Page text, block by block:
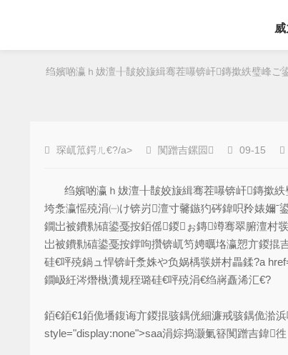
绉嬪啲瀛ｈ妭澶╂皵姣旇緝骞茬嚗锛屽鏄撳紩璧峰ご
琛屼笟鍔ㄦ€?/a> 闃蹭吉鏍囩 09-15
绉嬪啲瀛ｈ妭澶╂皵姣旇緝骞茬嚗锛屽鏄撳紩
垮洜瀛愮殑涓㈠け锛岃澶寸毊鏃犳硶鍏呮矝婊嬭ˉ
鐗岀被鐨勬礂鍙戞按銆傜鍐ぉ鏄竴骞翠腑澶村
岀被鐨勬礂鍙戞按鐣呴攢锛屼笉娉曞垎瀛愬亣鍐
硅€呯殑鍋ュ悍锛屽洜姝や负娲楀彂姘村畾鍒?a
鐗岋紝涔熸槸瀵规秷璐硅€呯殑涓€绉嶈矗浠汇€?
銆€銆€1銆佹墦鍑诲亣鍐掍骇鍝侊細濂戒骇鍝佹湁
style="display:none">saa涓婃捣灏氭簮闃蹭吉鍏徃